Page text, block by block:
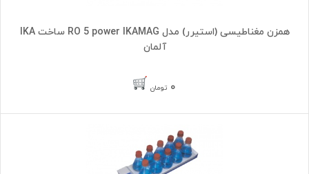
همزن مغناطیسی (استیرر) مدل RO 5 power IKAMAG ساخت IKA
آلمان
۰ تومان